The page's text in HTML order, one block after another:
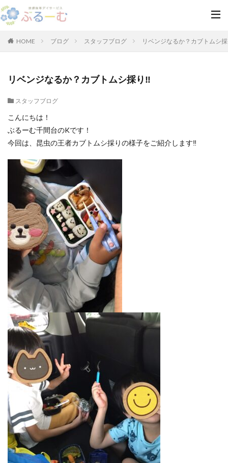
HOME ブログ スタッフブログ リベンジなるか？カブトムシ
リベンジなるか？カブトムシ採り‼
スタッフブログ
こんにちは！
ぶるーむ千間台のKです！
今回は、昆虫の王者カブトムシ採りの様子をご紹介します‼